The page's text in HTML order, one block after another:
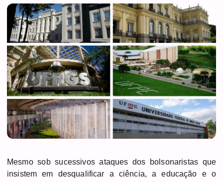
Mesmo sob sucessivos ataques dos bolsonaristas que
insistem em desqualificar a ciência, a educação e o